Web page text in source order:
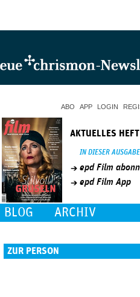
ABO APP LOGIN
AKTUELLES HEFT
IN DIESER AUSGABE
epd Film
epd Film App
BLOG ARCHIV
ZUR PERSON